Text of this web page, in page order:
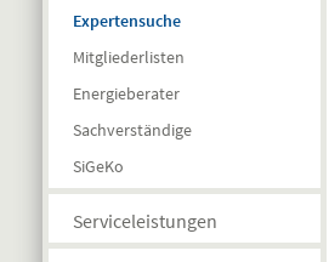
Expertensuche
Mitgliederlisten
Energieberater
Sachverständige
SiGeKo
Serviceleistungen